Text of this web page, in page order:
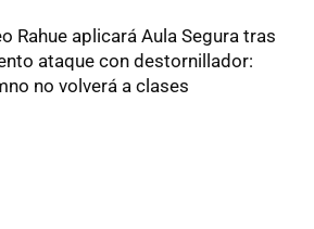
Rahue aplicará Aula Segura tras
ataque con destornillador:
no volverá a clases